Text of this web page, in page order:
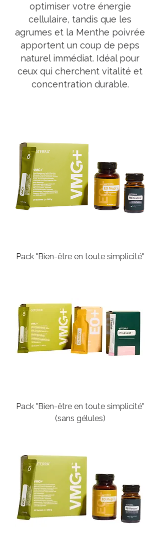
optimiser votre énergie
cellulaire, tandis que les
agrumes et la Menthe poivrée
apportent un coup de peps
naturel immédiat. Idéal pour
ceux qui cherchent vitalité et
concentration durable.
Pack "Bien-être en toute simplicité"
Pack "Bien-être en toute simplicité"
(sans gélules)